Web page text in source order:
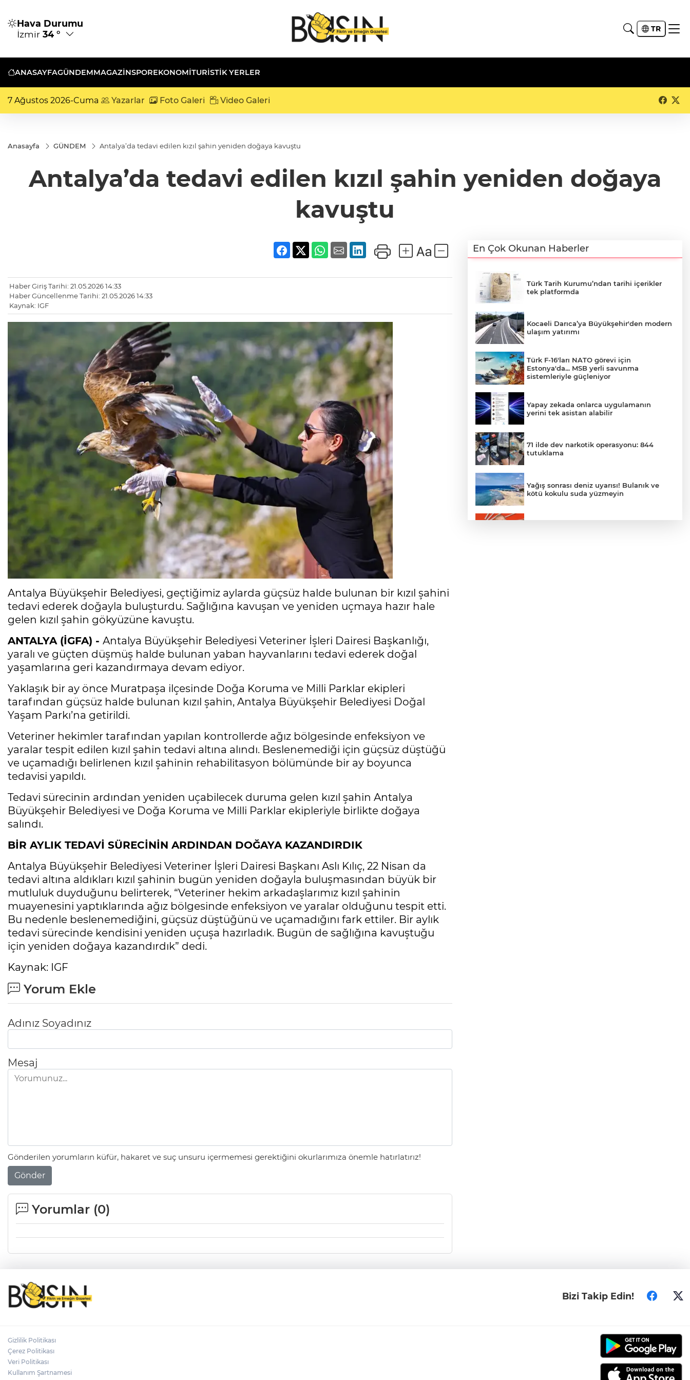
Hava Durumu
İzmir 34 ° TR
ANASAYFAGÜNDEMMAGAZİNSPOREKONOMİTURISTIK YERLER
7 Ağustos 2026-Cuma Yazarlar Foto Galeri Video Galeri
Anasayfa GÜNDEM Antalya’da tedavi edilen kızıl şahin yeniden doğaya kavuştu
Antalya’da tedavi edilen kızıl şahin yeniden doğaya
kavuştu
Haber Giriş Tarihi: 21.05.2026 14:33
Haber Güncellenme Tarihi: 21.05.2026 14:33
Kaynak: IGF
Antalya Büyükşehir Belediyesi, geçtiğimiz aylarda güçsüz halde bulunan bir kızıl şahini
tedavi ederek doğayla buluşturdu. Sağlığına kavuşan ve yeniden uçmaya hazır hale
gelen kızıl şahin gökyüzüne kavuştu.
ANTALYA (İGFA) - Antalya Büyükşehir Belediyesi Veteriner İşleri Dairesi Başkanlığı,
yaralı ve güçten düşmüş halde bulunan yaban hayvanlarını tedavi ederek doğal
yaşamlarına geri kazandırmaya devam ediyor.
Yaklaşık bir ay önce Muratpaşa ilçesinde Doğa Koruma ve Milli Parklar ekipleri
tarafından güçsüz halde bulunan kızıl şahin, Antalya Büyükşehir Belediyesi Doğal
Yaşam Parkı’na getirildi.
Veteriner hekimler tarafından yapılan kontrollerde ağız bölgesinde enfeksiyon ve
yaralar tespit edilen kızıl şahin tedavi altına alındı. Beslenemediği için güçsüz düştüğü
ve uçamadığı belirlenen kızıl şahinin rehabilitasyon bölümünde bir ay boyunca
tedavisi yapıldı.
Tedavi sürecinin ardından yeniden uçabilecek duruma gelen kızıl şahin Antalya
Büyükşehir Belediyesi ve Doğa Koruma ve Milli Parklar ekipleriyle birlikte doğaya
salındı.
BİR AYLIK TEDAVİ SÜRECİNİN ARDINDAN DOĞAYA KAZANDIRDIK
Antalya Büyükşehir Belediyesi Veteriner İşleri Dairesi Başkanı Aslı Kılıç, 22 Nisan da
tedavi altına aldıkları kızıl şahinin bugün yeniden doğayla buluşmasından büyük bir
mutluluk duyduğunu belirterek, “Veteriner hekim arkadaşlarımız kızıl şahinin
muayenesini yaptıklarında ağız bölgesinde enfeksiyon ve yaralar olduğunu tespit etti.
Bu nedenle beslenemediğini, güçsüz düştüğünü ve uçamadığını fark ettiler. Bir aylık
tedavi sürecinde kendisini yeniden uçuşa hazırladık. Bugün de sağlığına kavuştuğu
için yeniden doğaya kazandırdık” dedi.
Kaynak: IGF
Yorum Ekle
Adınız Soyadınız
Mesaj
Gönderilen yorumların küfür, hakaret ve suç unsuru içermemesi gerektiğini okurlarımıza önemle hatırlatırız!
Gönder
Yorumlar (0)
En Çok Okunan Haberler
Türk Tarih Kurumu’ndan tarihi içerikler
tek platformda
Kocaeli Darıca’ya Büyükşehir'den modern
ulaşım yatırımı
Türk F-16'ları NATO görevi için
Estonya'da... MSB yerli savunma
sistemleriyle güçleniyor
Yapay zekada onlarca uygulamanın
yerini tek asistan alabilir
71 ilde dev narkotik operasyonu: 844
tutuklama
Yağış sonrası deniz uyarısı! Bulanık ve
kötü kokulu suda yüzmeyin
Bizi Takip Edin!
Gizlilik Politikası
Çerez Politikası
Veri Politikası
Kullanım Şartnamesi